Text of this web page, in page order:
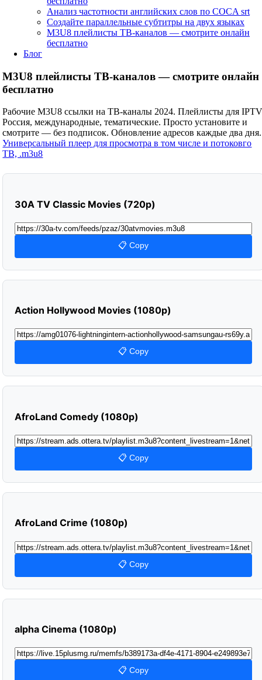
Анализ частотности английских слов по COCA srt
Создайте параллельные субтитры на двух языках
M3U8 плейлисты ТВ‑каналов — смотрите онлайн
бесплатно
Блог
M3U8 плейлисты ТВ‑каналов — смотрите онлайн
бесплатно
Рабочие M3U8 ссылки на ТВ‑каналы 2024. Плейлисты для
Россия, международные, тематические. Просто установите и
смотрите — без подписок. Обновление адресов каждые два дня.
Универсальный плеер для просмотра в том числе и потоковго
ТВ, .m3u8
30A TV Classic Movies (720p)
📋 Copy
Action Hollywood Movies (1080p)
📋 Copy
AfroLand Comedy (1080p)
📋 Copy
AfroLand Crime (1080p)
📋 Copy
alpha Cinema (1080p)
📋 Copy